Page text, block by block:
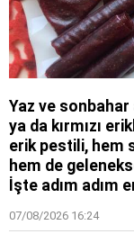
Yaz ve
ya da kırmızı
erik pestili, hem
hem de
İşte adım adım
07/08/2026 16:24